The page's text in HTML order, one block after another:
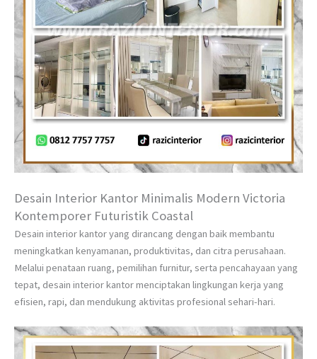
Desain Interior Kantor Minimalis Modern Victoria
Kontemporer Futuristik Coastal
Desain interior kantor yang dirancang dengan baik membantu
meningkatkan kenyamanan, produktivitas, dan citra perusahaan.
Melalui penataan ruang, pemilihan furnitur, serta pencahayaan yang
tepat, desain interior kantor menciptakan lingkungan kerja yang
efisien, rapi, dan mendukung aktivitas profesional sehari-hari.